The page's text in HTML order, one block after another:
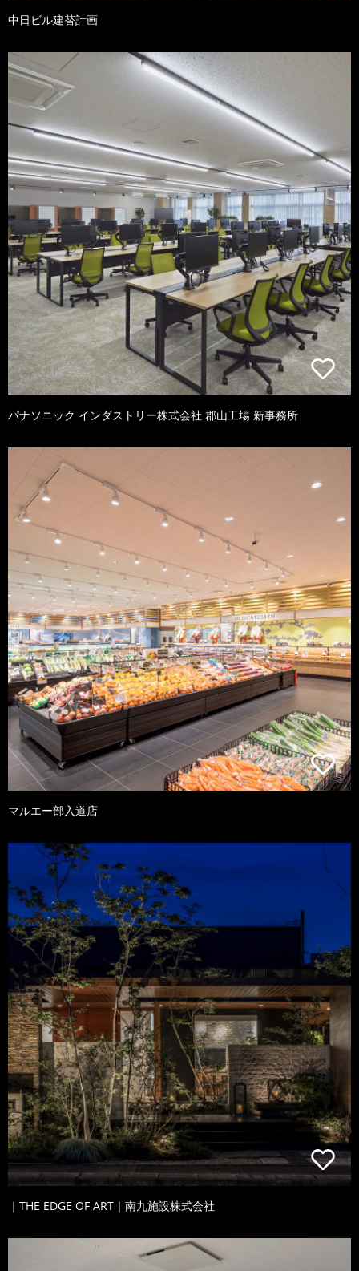
中日ビル建替計画
パナソニック インダストリー株式会社 郡山工場 新事務所
マルエー部入道店
｜THE EDGE OF ART｜南九施設株式会社